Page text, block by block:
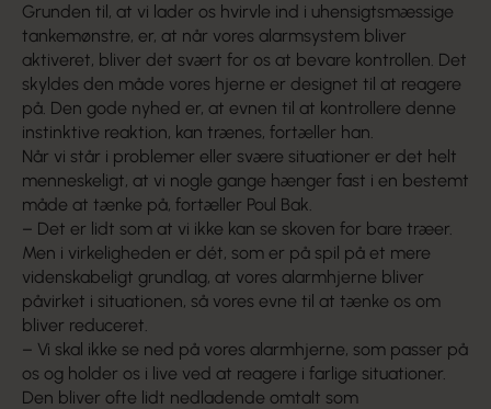
Grunden til, at vi lader os hvirvle ind i uhensigtsmæssige
tankemønstre, er, at når vores alarmsystem bliver
aktiveret, bliver det svært for os at bevare kontrollen. Det
skyldes den måde vores hjerne er designet til at reagere
på. Den gode nyhed er, at evnen til at kontrollere denne
instinktive reaktion, kan trænes, fortæller han.
Når vi står i problemer eller svære situationer er det helt
menneskeligt, at vi nogle gange hænger fast i en bestemt
måde at tænke på, fortæller Poul Bak.
– Det er lidt som at vi ikke kan se skoven for bare træer.
Men i virkeligheden er dét, som er på spil på et mere
videnskabeligt grundlag, at vores alarmhjerne bliver
påvirket i situationen, så vores evne til at tænke os om
bliver reduceret.
– Vi skal ikke se ned på vores alarmhjerne, som passer på
os og holder os i live ved at reagere i farlige situationer.
Den bliver ofte lidt nedladende omtalt som